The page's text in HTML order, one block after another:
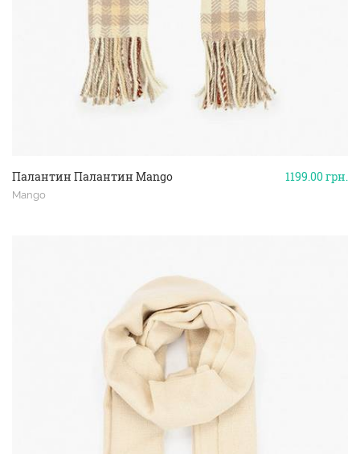
1199.00грн.
Палантин Палантин Mango
Mango